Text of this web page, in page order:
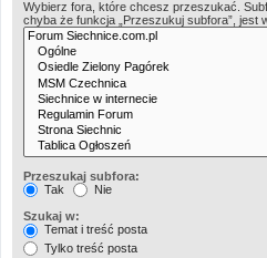
Wybierz fora, które chcesz przeszukać.
chyba że funkcja „Przeszukuj subfora”, jest
Przeszukaj subfora:
Tak
Nie
Szukaj w:
Temat i treść posta
Tylko treść posta